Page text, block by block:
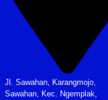
Jl. Sawahan, Karangmojo,
Sawahan, Kec. Ngemplak,